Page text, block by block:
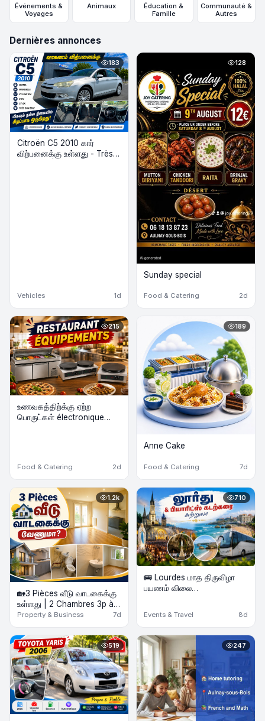
Événements &
Voyages
Animaux
Éducation &
Famille
Communauté &
Autres
Dernières annonces
183
Citroën C5 2010 கார்
விற்பனைக்கு உள்ளது - Très
Vehicles 1d
128
Sunday special
Food & Catering 2d
215
உணவகத்திற்க்கு ஏற்ற
பொருட்கள் électronique
Food & Catering 2d
189
Anne Cake
Food & Catering 7d
1.2k
🏡3 Pièces வீடு வாடகைக்கு
உள்ளது | 2 Chambres 3p à
louer
Property & Business 7d
710
🚌 Lourdes மாத திருவிழா
பயணம் விலை
Tour | 2 Nights Hôtel | Août
Events & Travel 8d
519 247